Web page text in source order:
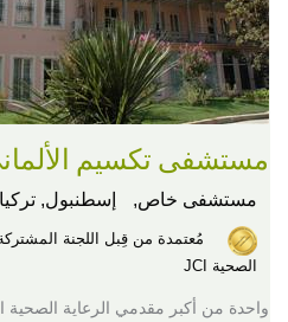
مستشفى تكسيم
مستشفى خاص, إسطنبول, تركيا
مُعتمدة من قِبل اللجنة
الصحية JCI
واحدة من أكبر مقدمي الرعاية